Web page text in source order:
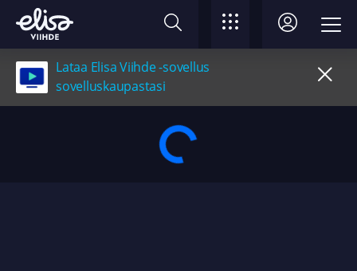
Lataa Elisa Viihde -sovellus
sovelluskaupastasi